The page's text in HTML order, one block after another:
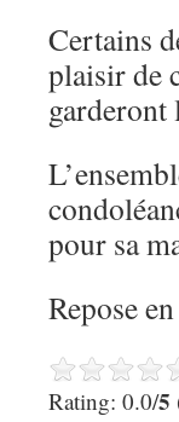
Certains
plaisir de
garderont
pour sa
Repose
Rating: 0.0/5